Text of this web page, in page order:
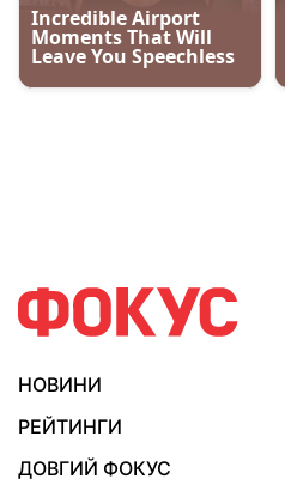
НОВИНИ
РЕЙТИНГИ
ДОВГИЙ ФОКУС